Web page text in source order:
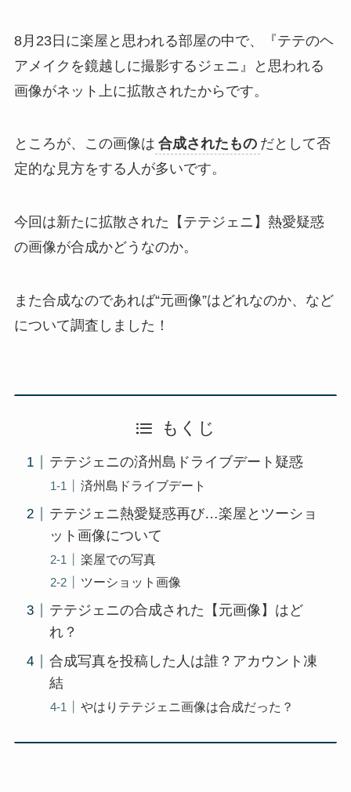
8月23日に楽屋と思われる部屋の中で、『テテのヘ
アメイクを鏡越しに撮影するジェニ』と思われる
画像がネット上に拡散されたからです。
ところが、この画像は 合成されたもの だとして否
定的な見方をする人が多いです。
今回は新たに拡散された【テテジェニ】熱愛疑惑
の画像が合成かどうなのか。
また合成なのであれば“元画像”はどれなのか、など
について調査しました！
もくじ
テテジェニの済州島ドライブデート疑惑
済州島ドライブデート
テテジェニ熱愛疑惑再び…楽屋とツーショ
ット画像について
楽屋での写真
ツーショット画像
テテジェニの合成された【元画像】はど
れ？
合成写真を投稿した人は誰？アカウント凍
結
やはりテテジェニ画像は合成だった？